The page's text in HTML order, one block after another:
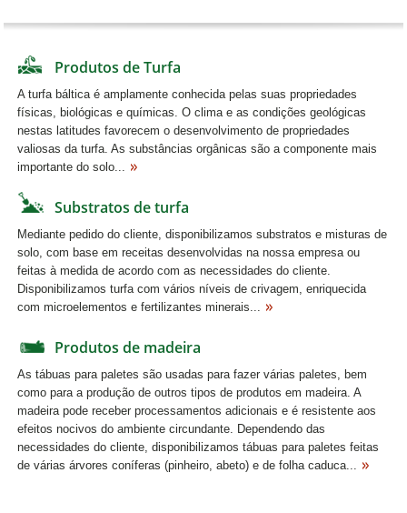
Produtos de Turfa
A turfa báltica é amplamente conhecida pelas suas propriedades
físicas, biológicas e químicas. O clima e as condições geológicas
nestas latitudes favorecem o desenvolvimento de propriedades
valiosas da turfa. As substâncias orgânicas são a componente mais
importante do solo...
Substratos de turfa
Mediante pedido do cliente, disponibilizamos substratos e misturas de
solo, com base em receitas desenvolvidas na nossa empresa ou
feitas à medida de acordo com as necessidades do cliente.
Disponibilizamos turfa com vários níveis de crivagem, enriquecida
com microelementos e fertilizantes minerais...
Produtos de madeira
As tábuas para paletes são usadas para fazer várias paletes, bem
como para a produção de outros tipos de produtos em madeira. A
madeira pode receber processamentos adicionais e é resistente aos
efeitos nocivos do ambiente circundante. Dependendo das
necessidades do cliente, disponibilizamos tábuas para paletes feitas
de várias árvores coníferas (pinheiro, abeto) e de folha caduca...